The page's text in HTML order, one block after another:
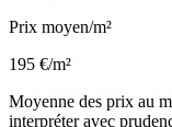
Prix moyen/m²
195 €/m²
Moyenne des prix au
interpréter avec